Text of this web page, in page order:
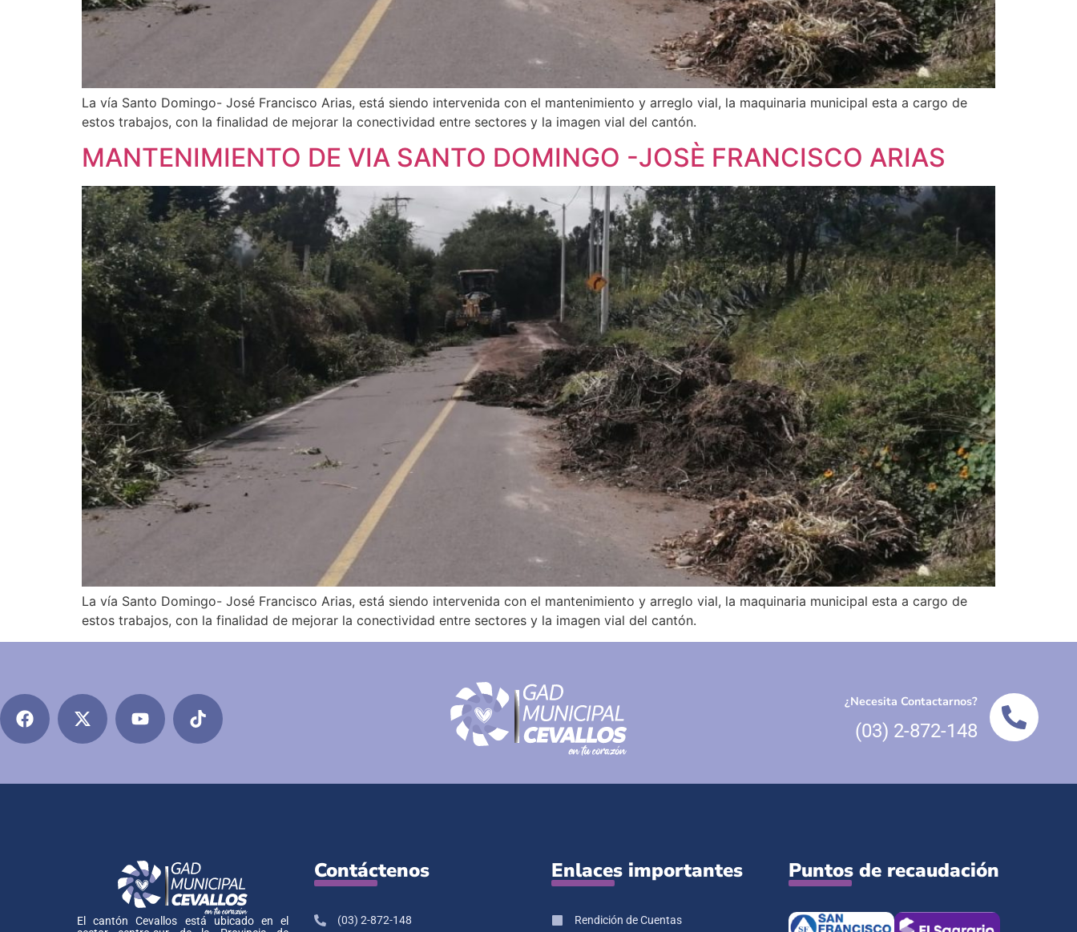
La vía Santo Domingo- José Francisco Arias, está siendo intervenida con el mantenimiento y arreglo vial, la maquinaria municipal esta a cargo de
estos trabajos, con la finalidad de mejorar la conectividad entre sectores y la imagen vial del cantón.
MANTENIMIENTO DE VIA SANTO DOMINGO -JOSÈ FRANCISCO ARIAS
La vía Santo Domingo- José Francisco Arias, está siendo intervenida con el mantenimiento y arreglo vial, la maquinaria municipal esta a cargo de
estos trabajos, con la finalidad de mejorar la conectividad entre sectores y la imagen vial del cantón.
¿Necesita Contactarnos?
(03) 2-872-148
El cantón Cevallos está ubicado en el
Contáctenos
(03) 2-872-148
Enlaces importantes
Rendición de Cuentas
Puntos de recaudación